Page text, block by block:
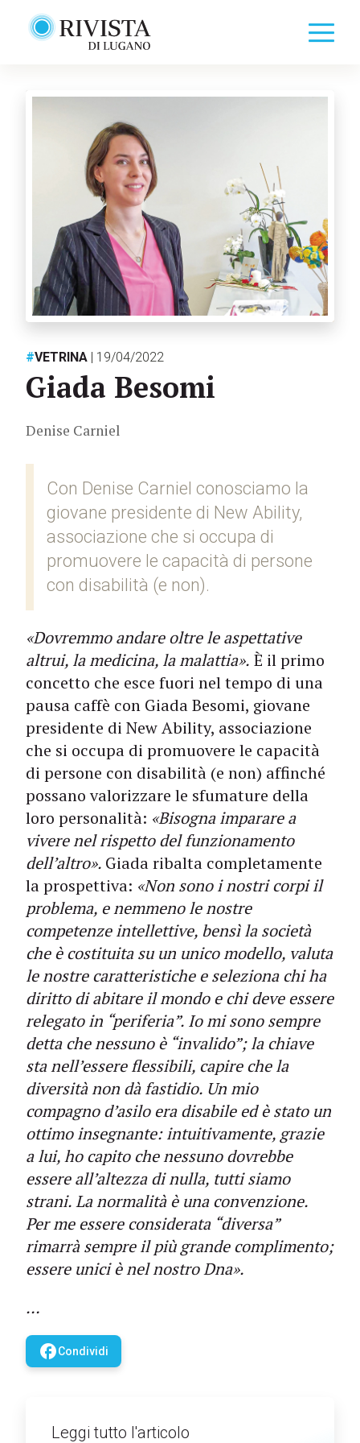
#VETRINA | 19/04/2022
Giada Besomi
Denise Carniel
Con Denise Carniel conosciamo la
giovane presidente di New Ability,
associazione che si occupa di
promuovere le capacità di persone
con disabilità (e non).
«Dovremmo andare oltre le aspettative
altrui, la medicina, la malattia». È il primo
concetto che esce fuori nel tempo di una
pausa caffè con Giada Besomi, giovane
presidente di New Ability, associazione
che si occupa di promuovere le capacità
di persone con disabilità (e non) affinché
possano valorizzare le sfumature della
loro personalità: «Bisogna imparare a
vivere nel rispetto del funzionamento
dell’altro». Giada ribalta completamente
la prospettiva: «Non sono i nostri corpi il
problema, e nemmeno le nostre
competenze intellettive, bensì la società
che è costituita su un unico modello, valuta
le nostre caratteristiche e seleziona chi ha
diritto di abitare il mondo e chi deve essere
relegato in “periferia”. Io mi sono sempre
detta che nessuno è “invalido”; la chiave
sta nell’essere flessibili, capire che la
diversità non dà fastidio. Un mio
compagno d’asilo era disabile ed è stato un
ottimo insegnante: intuitivamente, grazie
a lui, ho capito che nessuno dovrebbe
essere all’altezza di nulla, tutti siamo
strani. La normalità è una convenzione.
Per me essere considerata “diversa”
rimarrà sempre il più grande complimento;
essere unici è nel nostro Dna».
…
facebookCondividi
Leggi tutto l'articolo